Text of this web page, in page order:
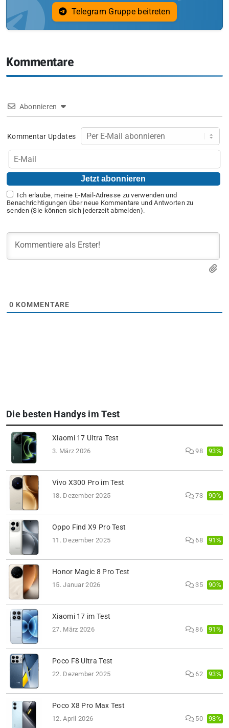
Telegram Gruppe beitreten
Kommentare
Abonnieren
Kommentar Updates
Ich erlaube, meine E-Mail-Adresse zu verwenden und
Benachrichtigungen über neue Kommentare und Antworten zu
senden (Sie können sich jederzeit abmelden).
0 KOMMENTARE
Die besten Handys im Test
Xiaomi 17 Ultra Test
3. März 2026 98 93%
Vivo X300 Pro im Test
18. Dezember 2025 73 90%
Oppo Find X9 Pro Test
11. Dezember 2025 68 91%
Honor Magic 8 Pro Test
15. Januar 2026 35 90%
Xiaomi 17 im Test
27. März 2026 86 91%
Poco F8 Ultra Test
22. Dezember 2025 62 93%
Poco X8 Pro Max Test
12. April 2026 50 93%